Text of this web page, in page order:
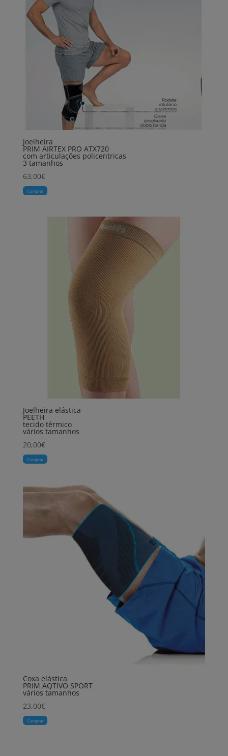
Joelheira
PRIM AIRTEX PRO ATX720
com articulações policentricas
3 tamanhos
63,00€
Comprar
Joelheira elástica
PEETH
tecido térmico
vários tamanhos
20,00€
Comprar
Coxa elástica
PRIM AQTIVO SPORT
vários tamanhos
23,00€
Comprar